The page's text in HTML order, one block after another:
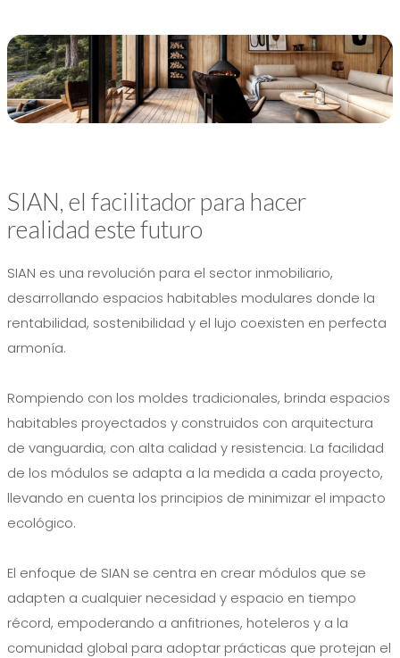
SIAN, el facilitador para hacer
realidad este futuro
SIAN es una revolución para el sector inmobiliario,
desarrollando espacios habitables modulares donde la
rentabilidad, sostenibilidad y el lujo coexisten en perfecta
armonía.
Rompiendo con los moldes tradicionales, brinda espacios
habitables proyectados y construidos con arquitectura
de vanguardia, con alta calidad y resistencia. La facilidad
de los módulos se adapta a la medida a cada proyecto,
llevando en cuenta los principios de minimizar el impacto
ecológico.
El enfoque de SIAN se centra en crear módulos que se
adapten a cualquier necesidad y espacio en tiempo
récord, empoderando a anfitriones, hoteleros y a la
comunidad global para adoptar prácticas que protejan el